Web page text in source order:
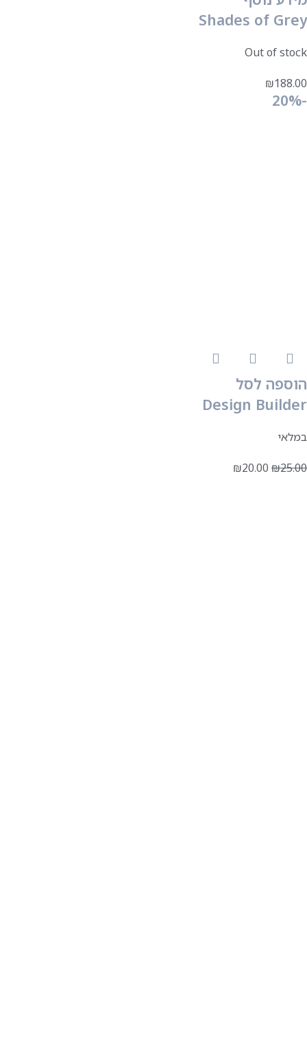
Shades of Grey
Out of stock
₪188.00
-20%
הוספה לסל
Design Builder
במלאי
₪25.00
₪20.00